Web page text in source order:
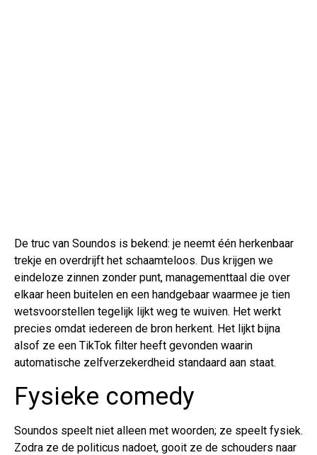
De truc van Soundos is bekend: je neemt één herkenbaar
trekje en overdrijft het schaamteloos. Dus krijgen we
eindeloze zinnen zonder punt, managementtaal die over
elkaar heen buitelen en een handgebaar waarmee je tien
wetsvoorstellen tegelijk lijkt weg te wuiven. Het werkt
precies omdat iedereen de bron herkent. Het lijkt bijna
alsof ze een TikTok filter heeft gevonden waarin
automatische zelfverzekerdheid standaard aan staat.
Fysieke comedy
Soundos speelt niet alleen met woorden; ze speelt fysiek.
Zodra ze de politicus nadoet, gooit ze de schouders naar